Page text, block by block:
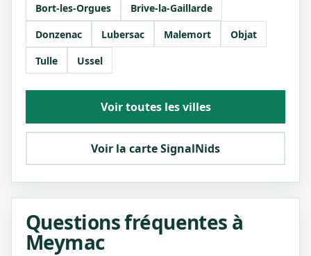
Bort-les-Orgues
Brive-la-Gaillarde
Donzenac
Lubersac Malemort
Objat
Tulle
Ussel
Voir toutes les villes
Voir la carte SignalNids
Questions fréquentes à
Meymac